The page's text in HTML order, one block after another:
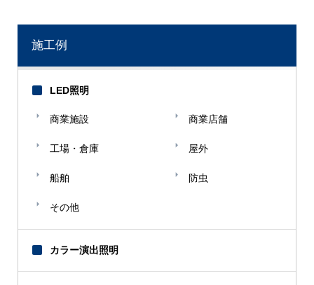
施工例
LED照明
商業施設 商業店舗
工場・倉庫 屋外
船舶 防虫
その他
カラー演出照明